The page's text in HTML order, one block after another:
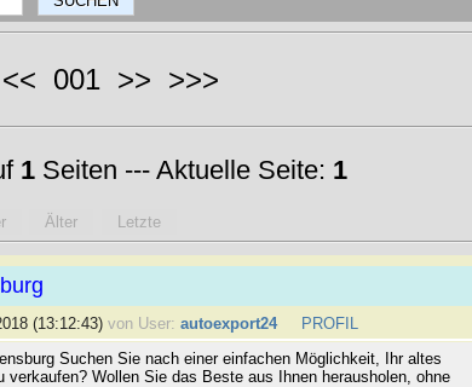
001 >> >>>
1Seiten --- Aktuelle Seite: 1
Älter Letzte
(13:12:43) von User: autoexport24
PROFIL
Suchen Sie nach einer einfachen Möglichkeit, Ihr altes
verkaufen? Wollen Sie das Beste aus Ihnen herausholen, ohne